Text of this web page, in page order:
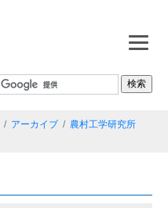
アーカイブ
農村工学研究所